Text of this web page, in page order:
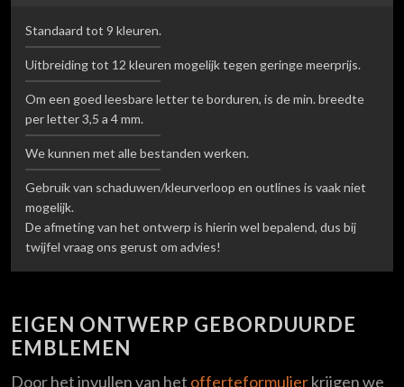
Standaard tot 9 kleuren.
Uitbreiding tot 12 kleuren mogelijk tegen geringe meerprijs.
Om een goed leesbare letter te borduren, is de min. breedte
per letter 3,5 a 4 mm.
We kunnen met alle bestanden werken.
Gebruik van schaduwen/kleurverloop en outlines is vaak niet
mogelijk.
De afmeting van het ontwerp is hierin wel bepalend, dus bij
twijfel vraag ons gerust om advies!
EIGEN ONTWERP GEBORDUURDE
EMBLEMEN
Door het invullen van het offerteformulierkrijgen we